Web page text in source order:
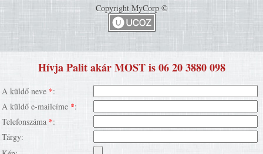
Copyright MyCorp ©
Hívja Palit akár MOST is 06 20 3880 098
A küldő neve *:
A küldő e-mailcíme *:
Telefonszáma *:
Tárgy: